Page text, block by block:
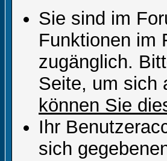
Sie sind im
Funktionen im
zugänglich.
Seite, um sich
können Sie
Ihr
sich